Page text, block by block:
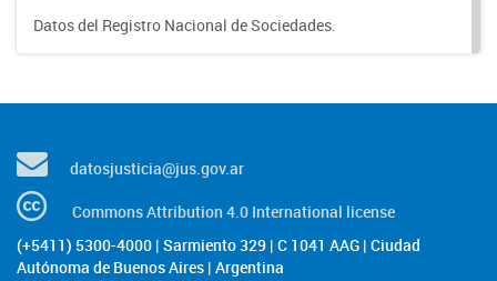
Datos del Registro Nacional de Sociedades.
datosjusticia@jus.gov.ar
Commons Attribution 4.0 International license
(+5411) 5300-4000 | Sarmiento 329 | C 1041 AAG | Ciudad
Autónoma de Buenos Aires | Argentina